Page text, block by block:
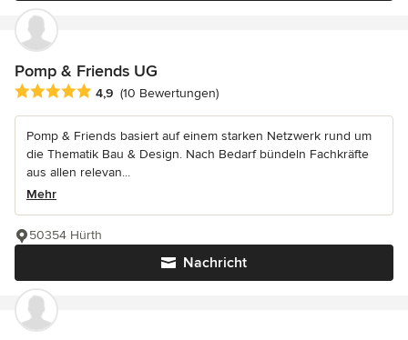
Pomp & Friends UG
Durchschnittliche Bewertung: 4.9 von 5 Sternen
4,9 (10 Bewertungen)
Pomp & Friends basiert auf einem starken Netzwerk rund um
die Thematik Bau & Design. Nach Bedarf bündeln Fachkräfte
aus allen relevan...
Mehr
Nachricht
50354 Hürth